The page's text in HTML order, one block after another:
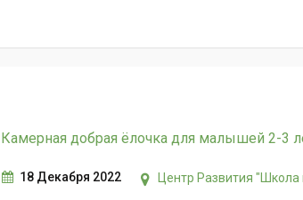
Камерная добрая ёлочка для малышей 2-3
18 Декабря 2022 Центр Развития